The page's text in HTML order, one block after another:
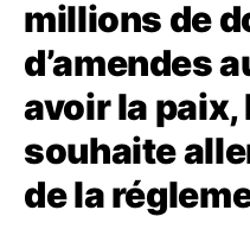
millions de
d’amendes
avoir la paix,
souhaite
de la